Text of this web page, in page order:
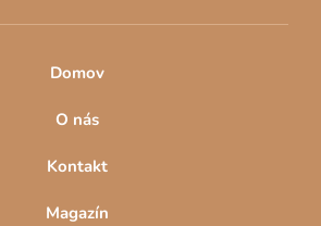
Domov
O nás
Kontakt
Magazín